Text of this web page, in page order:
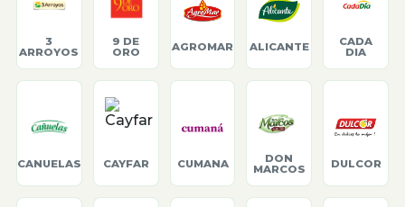
3
ARROYOS
9 DE
ORO
AGROMAR ALICANTE
CADA
DIA
CANUELAS CAYFAR CUMANA
DON
MARCOS
DULCOR